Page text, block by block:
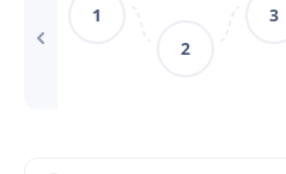
1
2
3
Kamienie na szaniec -